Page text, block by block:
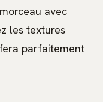
avec
les textures
parfaitement